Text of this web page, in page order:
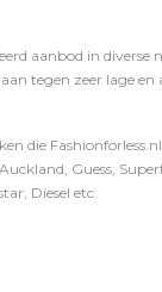
aanbod in
tegen zeer lage
die
Guess,
Diesel etc.